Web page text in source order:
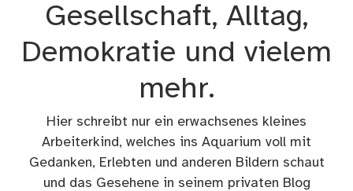
Gesellschaft, Alltag,
Demokratie und vielem
mehr.
Hier schreibt nur ein erwachsenes kleines
Arbeiterkind, welches ins Aquarium voll mit
Gedanken, Erlebten und anderen Bildern schaut
und das Gesehene in seinem privaten Blog